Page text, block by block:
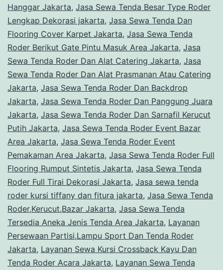
Hanggar Jakarta, Jasa Sewa Tenda Besar Type Roder
Lengkap Dekorasi jakarta, Jasa Sewa Tenda Dan
Flooring Cover Karpet Jakarta, Jasa Sewa Tenda
Roder Berikut Gate Pintu Masuk Area Jakarta, Jasa
Sewa Tenda Roder Dan Alat Catering Jakarta, Jasa
Sewa Tenda Roder Dan Alat Prasmanan Atau Catering
Jakarta, Jasa Sewa Tenda Roder Dan Backdrop
Jakarta, Jasa Sewa Tenda Roder Dan Panggung Juara
Jakarta, Jasa Sewa Tenda Roder Dan Sarnafil Kerucut
Putih Jakarta, Jasa Sewa Tenda Roder Event Bazar
Area Jakarta, Jasa Sewa Tenda Roder Event
Pemakaman Area Jakarta, Jasa Sewa Tenda Roder Full
Flooring Rumput Sintetis Jakarta, Jasa Sewa Tenda
Roder Full Tirai Dekorasi Jakarta, Jasa sewa tenda
roder kursi tiffany dan fitura jakarta, Jasa Sewa Tenda
Roder,Kerucut,Bazar Jakarta, Jasa Sewa Tenda
Tersedia Aneka Jenis Tenda Area Jakarta, Layanan
Persewaan Partisi,Lampu Sport Dan Tenda Roder
Jakarta, Layanan Sewa Kursi Crossback Kayu Dan
Tenda Roder Acara Jakarta, Layanan Sewa Tenda